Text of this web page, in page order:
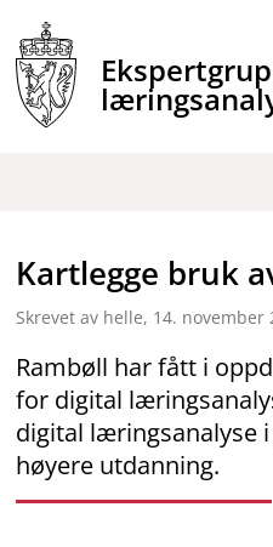
innhold
Kartlegge bruk
Skrevet av helle, 14. november
Rambøll har fått i
for digital
digital læringsanalyse
høyere utdanning.